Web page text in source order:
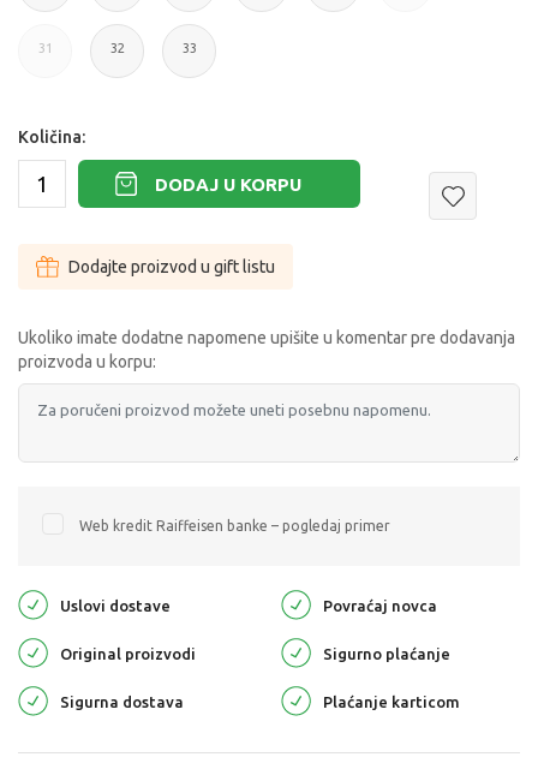
26 27
31
32 33
Količina:
DODAJ U KORPU
Dodajte proizvod u gift listu
Ukoliko imate dodatne napomene upišite u komentar pre dodavanja
proizvoda u korpu:
Web kredit Raiffeisen banke – pogledaj primer
Uslovi dostave Povraćaj novca
Original proizvodi Sigurno plaćanje
Sigurna dostava Plaćanje karticom